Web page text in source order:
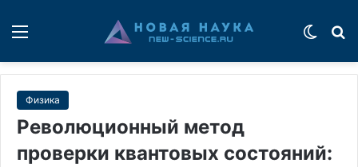
Физика
Революционный метод
проверки квантовых состояний: